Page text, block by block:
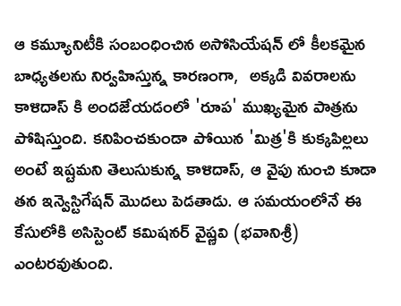
ఆ కమ్యూనిటీకి సంబంధించిన అసోసియేషన్ లో కీలకమైన
బాధ్యతలను నిర్వహిస్తున్న కారణంగా, అక్కడి వివరాలను
కాళిదాస్ కి అందజేయడంలో 'రూప' ముఖ్యమైన పాత్రను
పోషిస్తుంది. కనిపించకుండా పోయిన 'మిత్ర'కి కుక్కపిల్లలు
అంటే ఇష్టమని తెలుసుకున్న కాళిదాస్, ఆ వైపు నుంచి కూడా
తన ఇన్వెస్టిగేషన్ మొదలు పెడతాడు. ఆ సమయంలోనే ఈ
కేసులోకి అసిస్టెంట్ కమిషనర్ వైష్ణవి (భవానిశ్రీ)
ఎంటరవుతుంది.